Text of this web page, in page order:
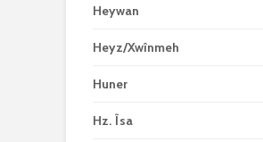
Heywan
Heyz/Xwînmeh
Huner
Hz. Îsa